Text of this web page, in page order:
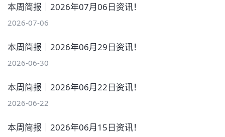
本周简报｜2026年07月06日资讯！
2026-07-06
本周简报｜2026年06月29日资讯！
2026-06-30
本周简报｜2026年06月22日资讯！
2026-06-22
本周简报｜2026年06月15日资讯！